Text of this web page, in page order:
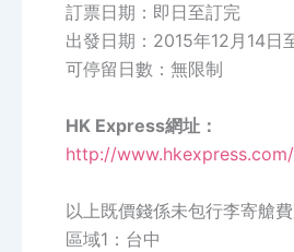
訂票日期：即日至訂完
出發日期：2015年12月14日
可停留日數：無限制
HK Express網址：
http://www.hkexpress.com/
以上既價錢係未包行李寄艙
區域1：台中